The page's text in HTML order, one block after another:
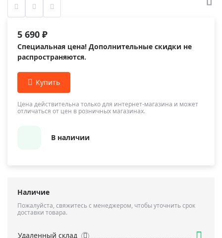
5 690 ₽
Специальная цена! Дополнительные скидки не
распространяются.
Цена действительна только для интернет-магазина и может
отличаться от цен в розничных магазинах.
В наличии
Наличие
Пожалуйста, свяжитесь с менеджером, чтобы уточнить срок
доставки товара.
Удаленный склад